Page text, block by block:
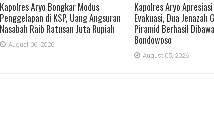
Kapolres Aryo Bongkar Modus
Penggelapan di KSP, Uang Angsuran
Nasabah Raib Ratusan Juta Rupiah
August 06, 2026
Kapolres Aryo
Evakuasi, Dua Jenazah
Piramid Berhasil
Bondowoso
August 05, 2026